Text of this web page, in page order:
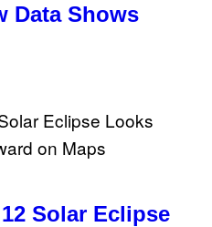
Data Shows
Solar Eclipse